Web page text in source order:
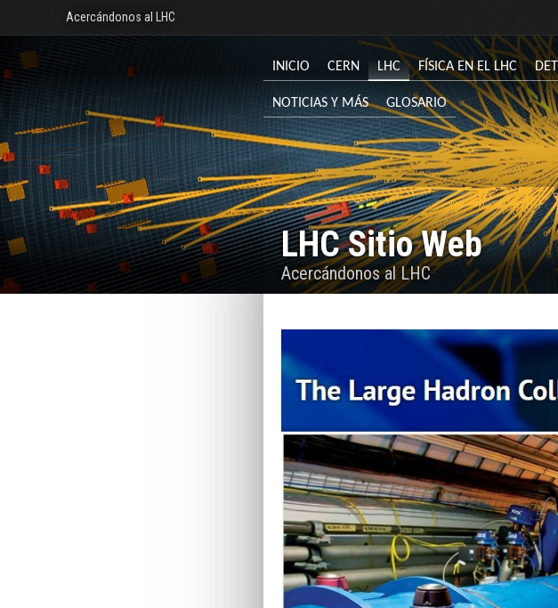
Acercándonos al LHC
INICIO CERN LHC FÍSICA EN EL LHC
NOTICIAS Y MÁS GLOSARIO
LHC Sitio Web
Acercándonos al LHC